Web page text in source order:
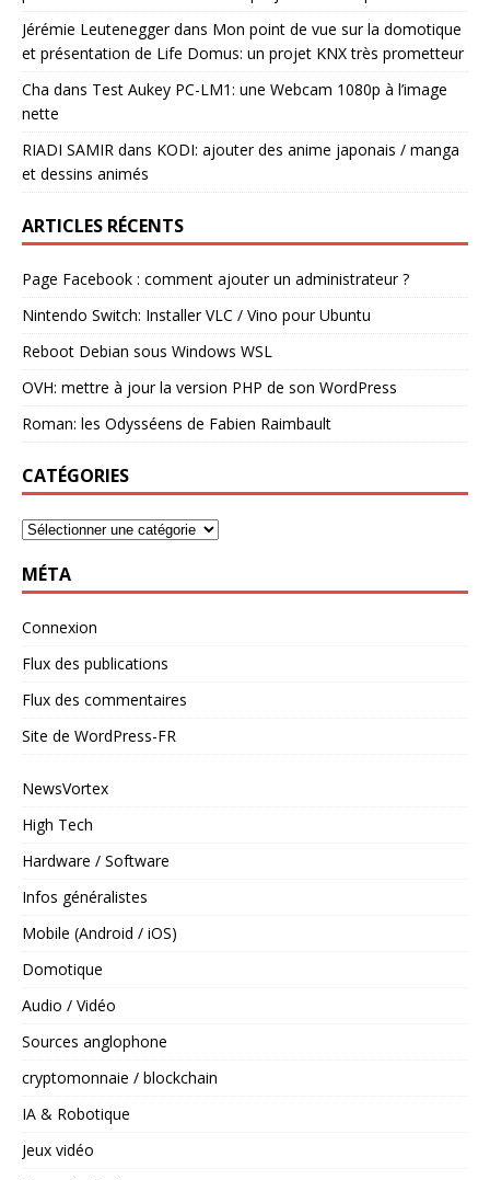
Jérémie Leuteneggerdans Mon point de vue sur la domotique
et présentation de Life Domus: un projet KNX très prometteur
Cha dans Test Aukey PC-LM1: une Webcam 1080p à l’image
nette
RIADI SAMIR dans KODI: ajouter des anime japonais / manga
et dessins animés
ARTICLES RÉCENTS
Page Facebook : comment ajouter un administrateur ?
Nintendo Switch: Installer VLC / Vino pour Ubuntu
Reboot Debian sous Windows WSL
OVH: mettre à jour la version PHP de son WordPress
Roman: les Odysséens de Fabien Raimbault
CATÉGORIES
MÉTA
Connexion
Flux des publications
Flux des commentaires
Site de WordPress-FR
NewsVortex
High Tech
Hardware / Software
Infos généralistes
Mobile (Android / iOS)
Domotique
Audio / Vidéo
Sources anglophone
cryptomonnaie / blockchain
IA & Robotique
Jeux vidéo